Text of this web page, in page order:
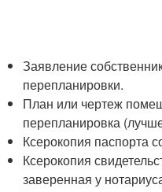
Заявление
перепланировки.
План или чертеж
перепланировка
Ксерокопия паспорта
Ксерокопия
заверенная у